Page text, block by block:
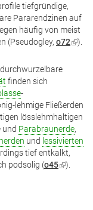
tiefgründige,
Pararendzinen auf
häufig von meist
(Pseudogley, o72(Link
).
finden sich
-
lehmige Fließerden
lösslehmhaltigen
und Parabraunerde,
und lessivierten
tief entkalkt,
podsolig (o45(Link
).